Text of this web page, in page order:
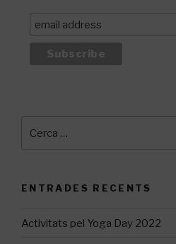
ENTRADES RECENTS
Activitats pel Yoga Day 2022